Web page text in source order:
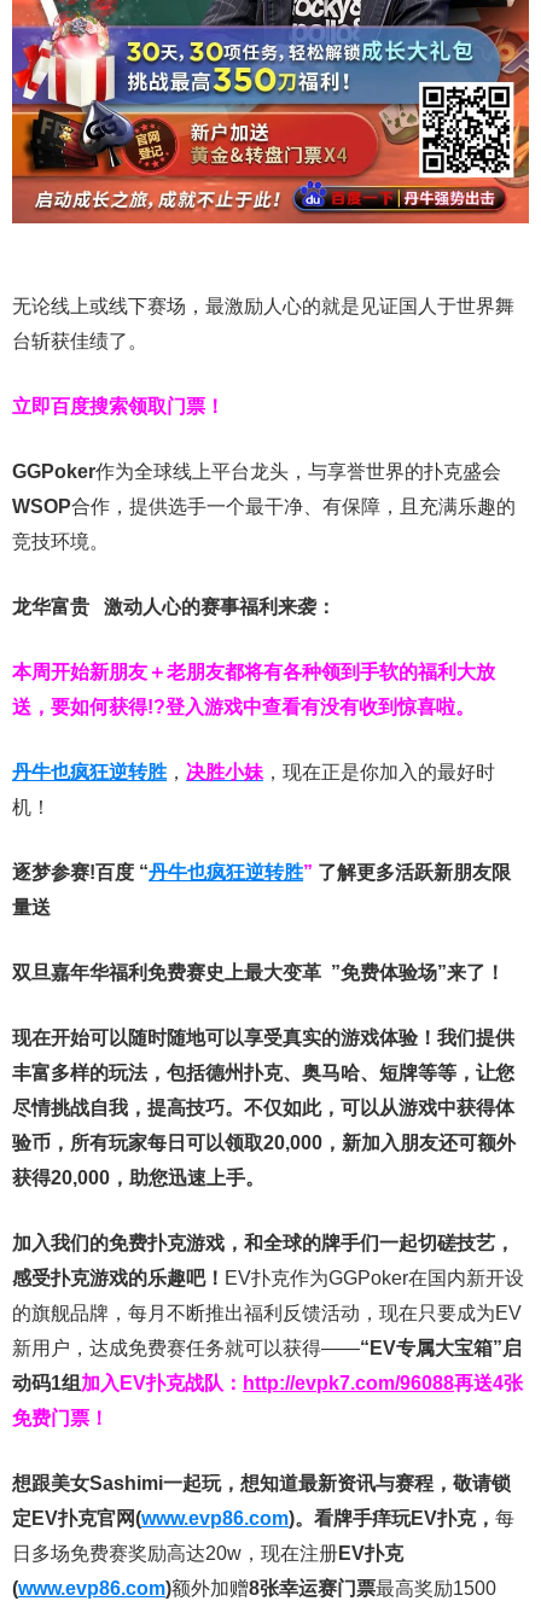
无论线上或线下赛场，最激励人心的就是见证国人于世界舞
台斩获佳绩了。
立即百度搜索领取门票！
GGPoker作为全球线上平台龙头，与享誉世界的扑克盛会
WSOP合作，提供选手一个最干净、有保障，且充满乐趣的
竞技环境。
龙华富贵 激动人心的赛事福利来袭：
本周开始新朋友＋老朋友都将有各种领到手软的福利大放
送，要如何获得!?登入游戏中查看有没有收到惊喜啦。
丹牛也疯狂逆转胜 ， 决胜小妹 ，现在正是你加入的最好时
机！
逐梦参赛!百度 “丹牛也疯狂逆转胜” 了解更多活跃新朋友限
量送
双旦嘉年华福利免费赛史上最大变革 ”免费体验场”来了！
现在开始可以随时随地可以享受真实的游戏体验！我们提供
丰富多样的玩法，包括德州扑克、奥马哈、短牌等等，让您
尽情挑战自我，提高技巧。不仅如此， 可以从游戏中获得体
验币，所有玩家每日可以领取20,000，新加入朋友还可额外
获得20,000，助您迅速上手。
加入我们的免费扑克游戏，和全球的牌手们一起切磋技艺，
感受扑克游戏的乐趣吧！ EV扑克作为GGPoker在国内新开设
的旗舰品牌，每月不断推出福利反馈活动，现在只要成为EV
新用户，达成免费赛任务就可以获得——“EV专属大宝箱”启
动码1组 加入EV扑克战队： http://evpk7.com/96088再送4张
免费门票！
想跟美女Sashimi一起玩， 想知道最新资讯与赛程， 敬请锁
定EV扑克官网(www.evp86.com)。 看牌手痒玩EV扑克， 每
日多场免费赛奖励高达20w，现在注册EV扑克
(www.evp86.com)额外加赠8张幸运赛门票最高奖励1500